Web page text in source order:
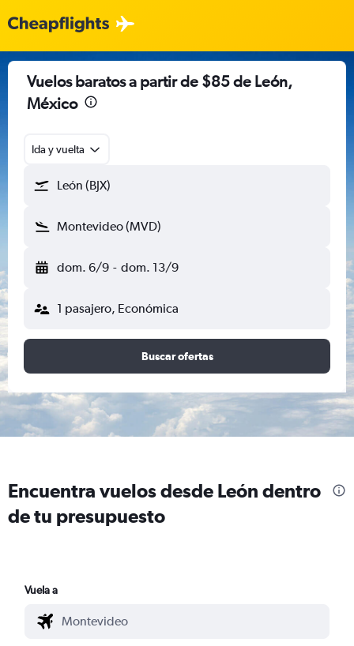
Vuelos baratos a partir de $85 de León,
México
Ida y vuelta
León (BJX)
Montevideo (MVD)
dom. 6/9 - dom. 13/9
1 pasajero, Económica
Buscar ofertas
Encuentra vuelos desde León dentro
de tu presupuesto
Vuela a